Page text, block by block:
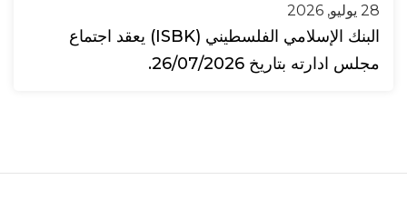
28 يوليو, 2026
البنك الإسلامي الفلسطيني (ISBK) يعقد اجتماع
مجلس ادارته بتاريخ 26/07/2026.